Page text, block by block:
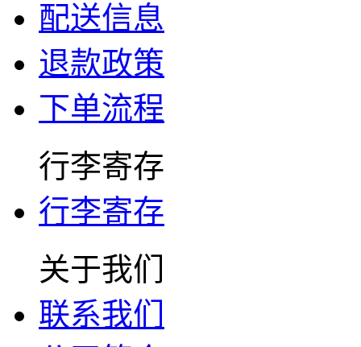
配送信息
退款政策
下单流程
行李寄存
行李寄存
关于我们
联系我们